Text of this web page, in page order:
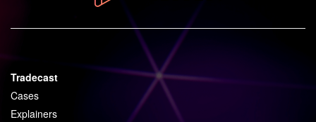
Tradecast
Cases
Explainers